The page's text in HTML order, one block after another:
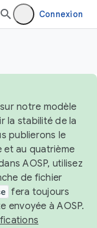
Connexion
notre modèle
la stabilité de la
publierons le
et au quatrième
AOSP, utilisez
de fichier
fera toujours
envoyée à AOSP.